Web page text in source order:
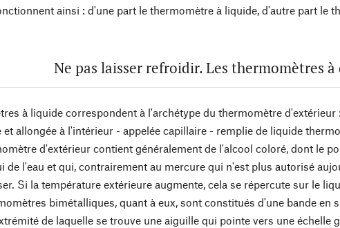
ainsi : d'une part le thermomètre à liquide, d'autre part le
Ne pas laisser refroidir. Les thermomètres
à liquide correspondent à l'archétype du thermomètre d'extérieur
allongée à l'intérieur - appelée capillaire - remplie de liquide
d'extérieur contient généralement de l'alcool coloré, dont le
de l'eau et qui, contrairement au mercure qui n'est plus autorisé
Si la température extérieure augmente, cela se répercute sur le
bimétalliques, quant à eux, sont constitués d'une bande en
de laquelle se trouve une aiguille qui pointe vers une échelle